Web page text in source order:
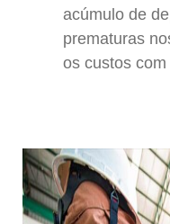
acúmulo de
prematuras
os custos